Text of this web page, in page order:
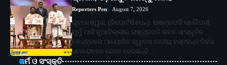
Reporters Pen August 7, 2026
ଭୁବନେଶ୍ୱର, (ରିପୋର୍ଟର୍ସ ପେନ୍‌): ରାଷ୍ଟ୍ରପତି ଦ୍ରୌପଦୀ
ମୁର୍ମୁ ଆଜି ନୂଆଦିଲ୍ଲୀର ରାଷ୍ଟ୍ରପତି ଭବନ ସାଂସ୍କୃତିକ
କେନ୍ଦ୍ରରେ ଆୟୋଜିତ ଦ୍ୱାଦଶ ଜାତୀୟ ହସ୍ତତନ୍ତ ଦିବସ
ସମାରୋହରେ ଯୋଗ ଦେଇଛନ୍ତି…
ଧର୍ମ ଓ ସଂସ୍କୃତି